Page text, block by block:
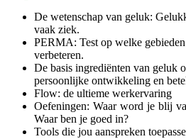
De wetenschap van geluk:
vaak ziek.
PERMA: Test op welke
verbeteren.
De basis ingrediënten van geluk
persoonlijke ontwikkeling en
Flow: de ultieme werkervaring
Oefeningen: Waar word je blij
Waar ben je goed in?
Tools die jou aanspreken